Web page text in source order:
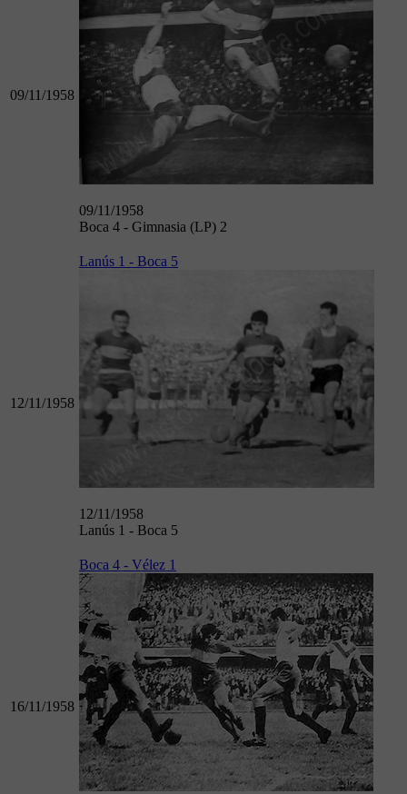
09/11/1958
09/11/1958
Boca 4 - Gimnasia (LP) 2
12/11/1958
Lanús 1 - Boca 5
12/11/1958
Lanús 1 - Boca 5
16/11/1958
Boca 4 - Vélez 1